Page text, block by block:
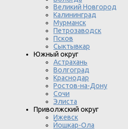
Великий Новгород
Калининград
Мурманск
Петрозаводск
Псков
Сыктывкар
Южный округ
Астрахань
Волгоград
Краснодар
Ростов-на-Дону
Сочи
Элиста
Приволжский округ
Ижевск
Йошкар-Ола